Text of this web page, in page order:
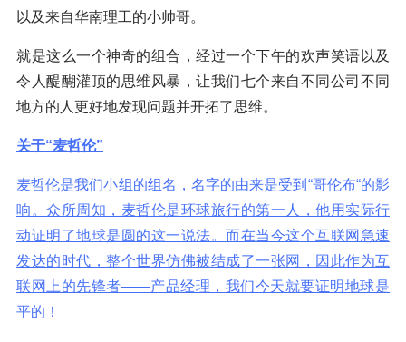
以及来自华南理工的小帅哥。
就是这么一个神奇的组合，经过一个下午的欢声笑语以及
令人醍醐灌顶的思维风暴，让我们七个来自不同公司不同
地方的人更好地发现问题并开拓了思维。
关于“麦哲伦”
麦哲伦是我们小组的组名，名字的由来是受到“哥伦布“的影
响。众所周知，麦哲伦是环球旅行的第一人，他用实际行
动证明了地球是圆的这一说法。而在当今这个互联网急速
发达的时代，整个世界仿佛被结成了一张网，因此作为互
联网上的先锋者——产品经理，我们今天就要证明地球是
平的！